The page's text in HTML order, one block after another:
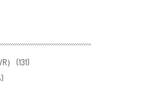
）
(131)